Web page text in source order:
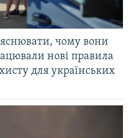
чому вони
нові правила
для українських